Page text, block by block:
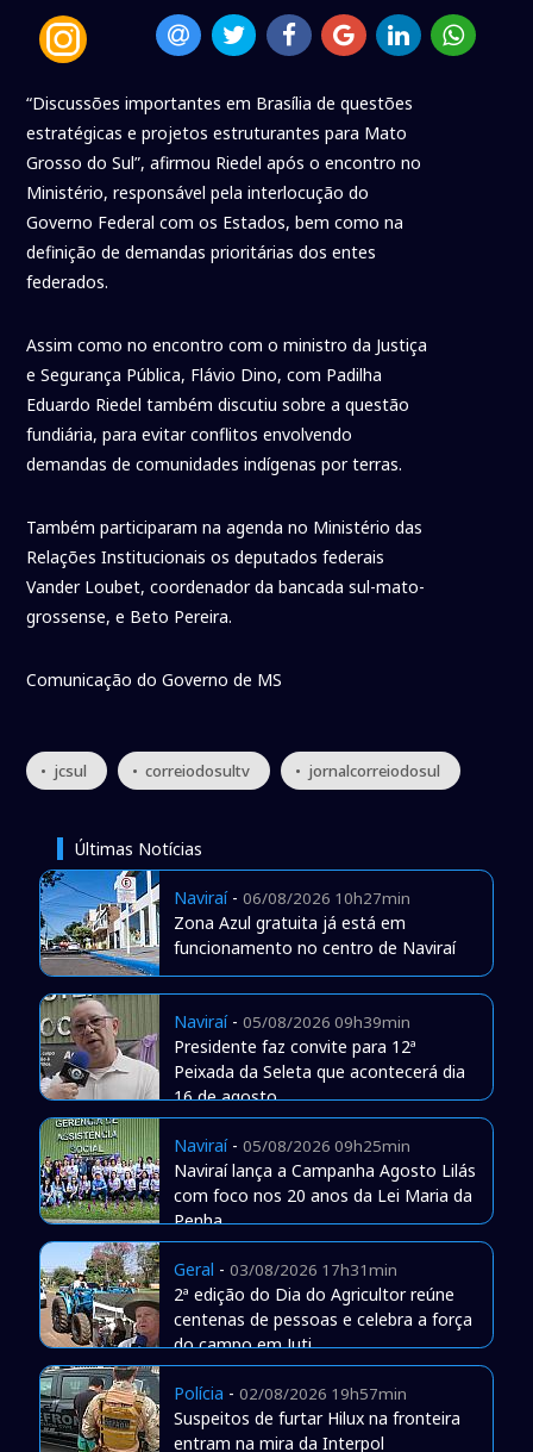
“Discussões importantes em Brasília de questões
estratégicas e projetos estruturantes para Mato
Grosso do Sul”, afirmou Riedel após o encontro no
Ministério, responsável pela interlocução do
Governo Federal com os Estados, bem como na
definição de demandas prioritárias dos entes
federados.
Assim como no encontro com o ministro da Justiça
e Segurança Pública, Flávio Dino, com Padilha
Eduardo Riedel também discutiu sobre a questão
fundiária, para evitar conflitos envolvendo
demandas de comunidades indígenas por terras.
Também participaram na agenda no Ministério das
Relações Institucionais os deputados federais
Vander Loubet, coordenador da bancada sul-mato-
grossense, e Beto Pereira.
Comunicação do Governo de MS
• jcsul • correiodosultv • jornalcorreiodosul
Últimas Notícias
Naviraí- 06/08/2026 10h27min
Zona Azul gratuita já está em
funcionamento no centro de Naviraí
Naviraí- 05/08/2026 09h39min
Presidente faz convite para 12ª
Peixada da Seleta que acontecerá dia
16 de agosto
Naviraí- 05/08/2026 09h25min
Naviraí lança a Campanha Agosto Lilás
com foco nos 20 anos da Lei Maria da
Penha
Geral - 03/08/2026 17h31min
2ª edição do Dia do Agricultor reúne
centenas de pessoas e celebra a força
do campo em Juti
Polícia - 02/08/2026 19h57min
Suspeitos de furtar Hilux na fronteira
entram na mira da Interpol